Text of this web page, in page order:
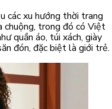
các xu hướng thời trang
chuộng, trong đó có Việt
quần áo, túi xách, giày
đón, đặc biệt là giới trẻ.